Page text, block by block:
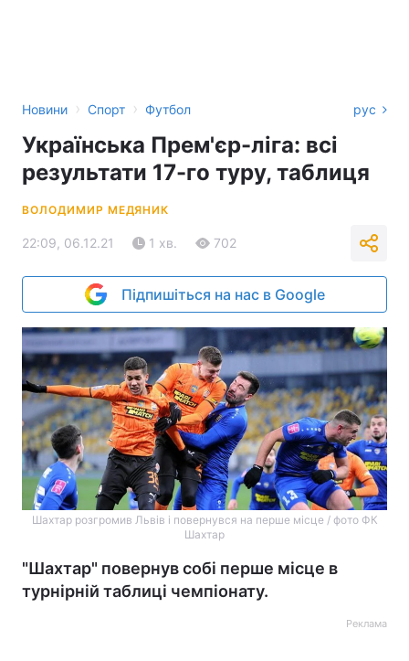
Новини › Спорт › Футбол рус
Українська Прем'єр-ліга: всі
результати 17-го туру, таблиця
ВОЛОДИМИР МЕДЯНИК
22:09, 06.12.21 1 хв. 702
Підпишіться на нас в Google
Шахтар розгромив Львів і повернувся на перше місце / фото ФК
Шахтар
"Шахтар" повернув собі перше місце в
турнірній таблиці чемпіонату.
Реклама